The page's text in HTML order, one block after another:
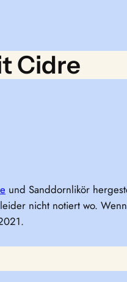
Cidre
und Sanddornlikör
nicht notiert wo.